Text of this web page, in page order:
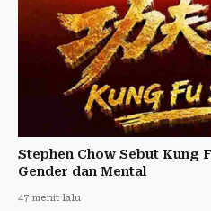
Stephen Chow Sebut Kung
Gender dan Mental
47 menit lalu